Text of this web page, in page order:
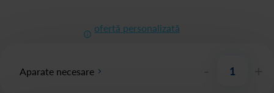
Aparate necesare
ofertă personalizată